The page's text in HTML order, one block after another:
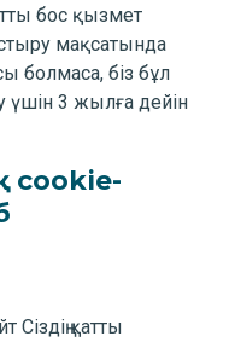
бос қызмет
мақсатында
болмаса, біз бұл
үшін 3 жылға дейін
cookie-
Сіздің қатты